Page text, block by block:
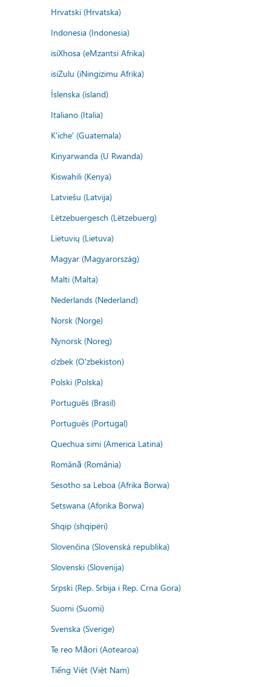
Hrvatski (Hrvatska)
Indonesia (Indonesia)
isiXhosa (eMzantsi Afrika)
isiZulu (iNingizimu Afrika)
Íslenska (ísland)
Italiano (Italia)
K'iche' (Guatemala)
Kinyarwanda (U Rwanda)
Kiswahili (Kenya)
Latviešu (Latvija)
Lëtzebuergesch (Lëtzebuerg)
Lietuvių (Lietuva)
Magyar (Magyarország)
Malti (Malta)
Nederlands (Nederland)
Norsk (Norge)
Nynorsk (Noreg)
o'zbek (O'zbekiston)
Polski (Polska)
Português (Brasil)
Português (Portugal)
Quechua simi (America Latina)
Română (România)
Sesotho sa Leboa (Afrika Borwa)
Setswana (Aforika Borwa)
Shqip (shqipëri)
Slovenčina (Slovenská republika)
Slovenski (Slovenija)
Srpski (Rep. Srbija i Rep. Crna Gora)
Suomi (Suomi)
Svenska (Sverige)
Te reo Māori (Aotearoa)
Tiếng Việt (Việt Nam)